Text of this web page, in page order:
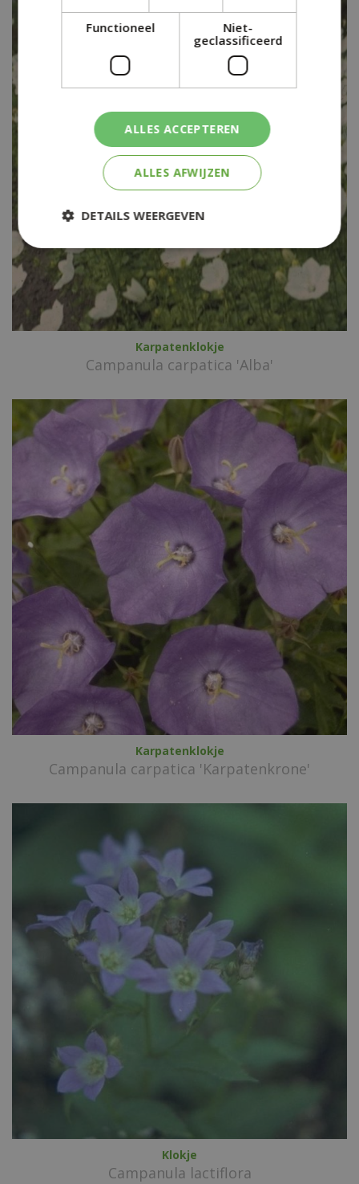
Karpatenklokje
Campanula carpatica 'Alba'
Karpatenklokje
Campanula carpatica 'Karpatenkrone'
Klokje
Campanula lactiflora
Functioneel
Niet-
geclassificeerd
ALLES ACCEPTEREN
ALLES AFWIJZEN
DETAILS WEERGEVEN